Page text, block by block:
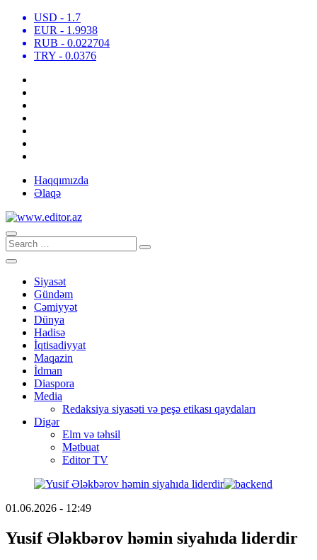
USD - 1.7
EUR - 1.9938
RUB - 0.022704
TRY - 0.0376
Haqqımızda
Əlaqə
Siyasət
Gündəm
Cəmiyyət
Dünya
Hadisə
İqtisadiyyat
Maqazin
İdman
Diaspora
Media
Redaksiya siyasəti və peşə etikası qaydaları
Digər
Elm və təhsil
Mətbuat
Editor TV
01.06.2026 - 12:49
Yusif Ələkbərov həmin siyahıda liderdir